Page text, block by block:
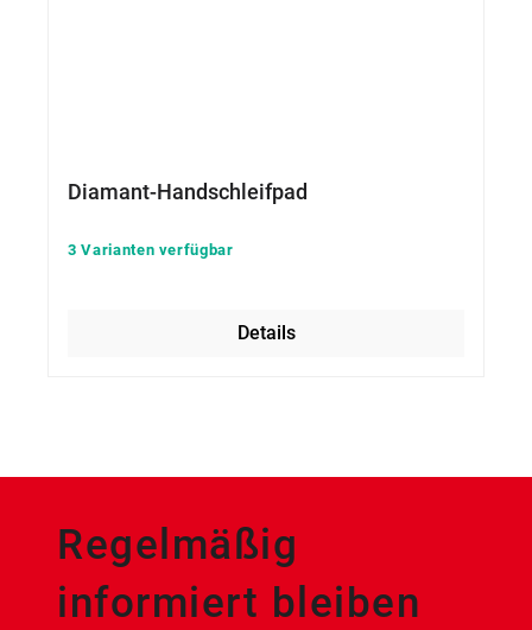
Diamant-Handschleifpad
3 Varianten verfügbar
Details
Regelmäßig
informiert bleiben